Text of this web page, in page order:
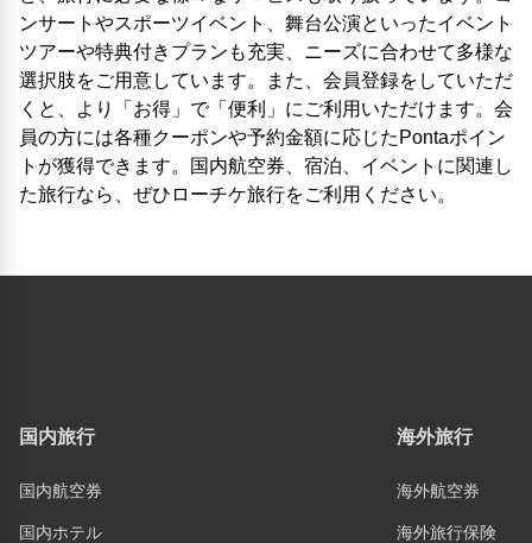
ンサートやスポーツイベント、舞台公演といったイベント
ツアーや特典付きプランも充実、ニーズに合わせて多様な
選択肢をご用意しています。また、会員登録をしていただ
くと、より「お得」で「便利」にご利用いただけます。会
員の方には各種クーポンや予約金額に応じたPontaポイン
トが獲得できます。国内航空券、宿泊、イベントに関連し
た旅行なら、ぜひローチケ旅行をご利用ください。
国内旅行
国内航空券
国内ホテル
海外旅行
海外航空券
海外旅行保険